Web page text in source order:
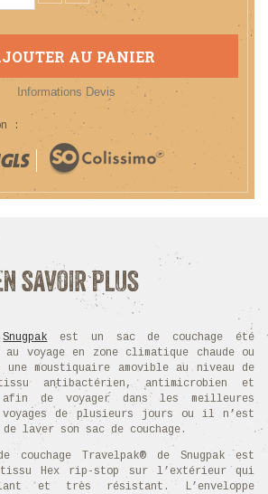
AU PANIER
Informations Devis
:
savoir plus
Snugpak est un sac de couchage été
voyage en zone climatique chaude ou
moustiquaire amovible au niveau de
antibactérien, antimicrobien et
afin de voyager dans les meilleures
de plusieurs jours ou il n’est
laver son sac de couchage.
couchage Travelpak® de Snugpak est
tissu Hex rip-stop sur l’extérieur qui
et très résistant. L’enveloppe